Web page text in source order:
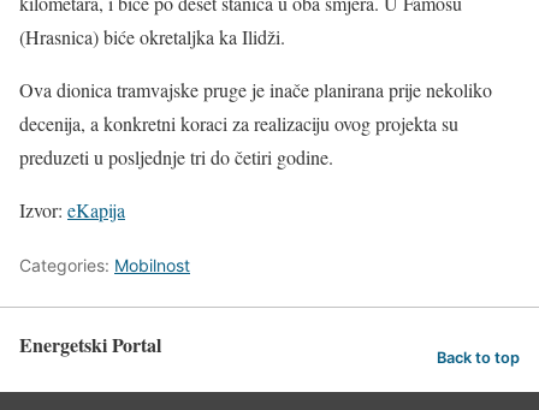
(Hrasnica) biće okretaljka ka Ilidži.
Ova dionica tramvajske pruge je inače planirana prije nekoliko
decenija, a konkretni koraci za realizaciju ovog projekta su
preduzeti u posljednje tri do četiri godine.
Izvor: eKapija
Categories: Mobilnost
Energetski Portal Back to top